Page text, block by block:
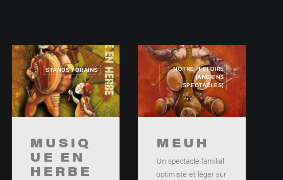
STANDS FORAINS
MUSIQ
UE EN
HERBE
NOTRE HISTOIRE
(ANCIENS
SPECTACLES)
MEUH
Un spectacle familial
optimiste et léger sur